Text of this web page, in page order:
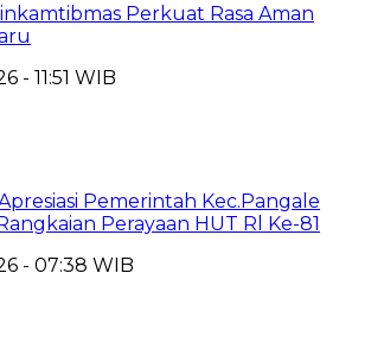
Perkuat Rasa Aman
- 11:51 WIB
Pemerintah Kec.Pangale
Perayaan HUT Rl Ke-81
- 07:38 WIB